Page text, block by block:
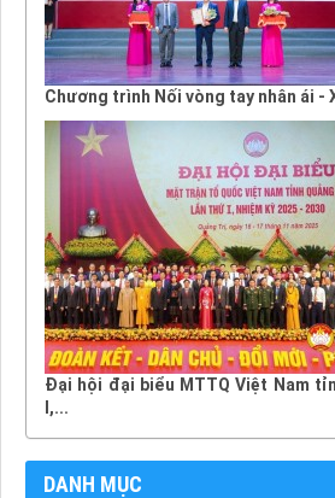
Chương trình Nối vòng tay nhân ái -
Đại hội đại biểu MTTQ Việt Nam
I,...
DANH MỤC